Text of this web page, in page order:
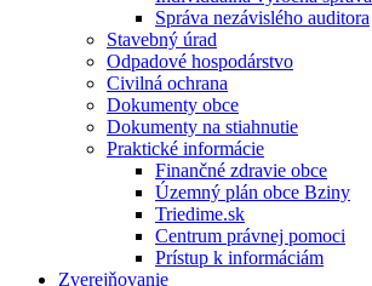
Správa nezávislého auditora
Stavebný úrad
Odpadové hospodárstvo
Civilná ochrana
Dokumenty obce
Dokumenty na stiahnutie
Praktické informácie
Finančné zdravie obce
Územný plán obce Bziny
Triedime.sk
Centrum právnej pomoci
Prístup k informáciám
Zverejňovanie